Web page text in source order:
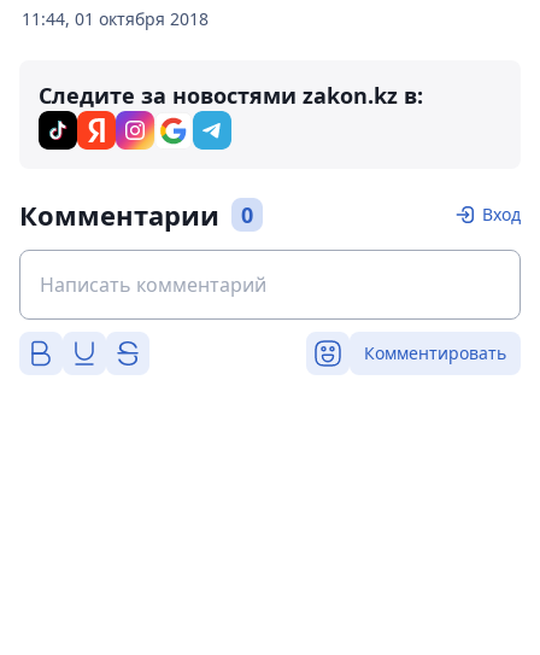
11:44, 01 октября 2018
Следите за новостями zakon.kz в:
Комментарии 0 Вход
Комментировать